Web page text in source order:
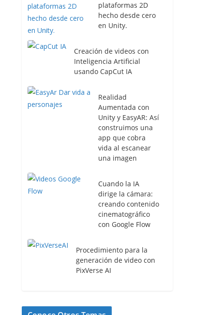
plataformas 2D
hecho desde cero
en Unity.
Creación de videos con
Inteligencia Artificial
usando CapCut IA
Realidad
Aumentada con
Unity y EasyAR: Así
construimos una
app que cobra
vida al escanear
una imagen
Cuando la IA
dirige la cámara:
creando contenido
cinematográfico
con Google Flow
Procedimiento para la
generación de video con
PixVerse AI